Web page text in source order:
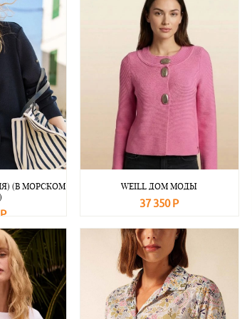
(В МОРСКОМ
Подробнее
WEILL ДОМ МОДЫ
37 350 Р